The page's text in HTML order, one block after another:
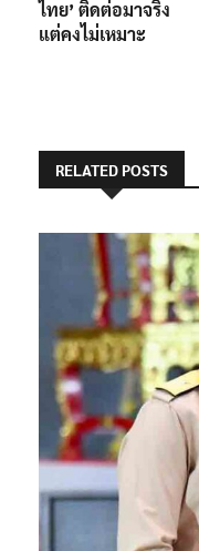
ไทย’ ติดต่อมาจริง
แต่คงไม่เหมาะ
RELATED POSTS